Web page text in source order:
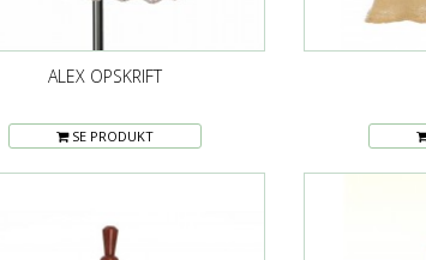
ALEX OPSKRIFT
SE PRODUKT